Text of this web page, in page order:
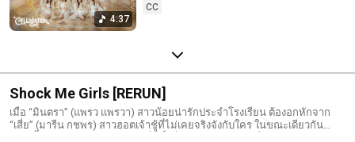
4:37
CC
Shock Me Girls [RERUN]
เมื่อ “มินตรา” (แพรว แพรวา) สาวน้อยน่ารักประจำโรงเรียน ต้องอกหักจาก
“เสี่ย” (มารีน กชพร) สาวฮอตเจ้าชู้ที่ไม่เคยจริงจังกับใคร ในขณะเดียวกัน